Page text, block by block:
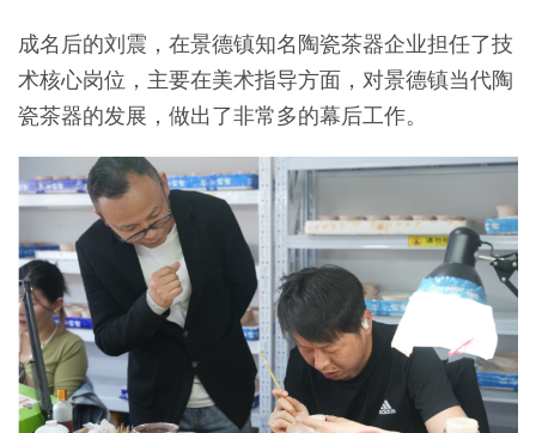
成名后的刘震，在景德镇知名陶瓷茶器企业担任了技
术核心岗位，主要在美术指导方面，对景德镇当代陶
瓷茶器的发展，做出了非常多的幕后工作。